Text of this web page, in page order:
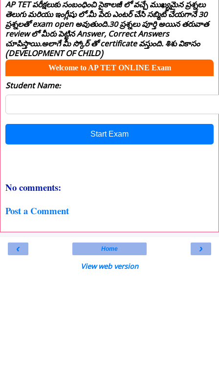
AP TET పరీక్షలుకు సంబంధించి సైకాలజీ లో వచ్చే ముఖ్యమైన ప్రశ్నలు
తెలుగు మరియు ఇంగ్లీషు లో.మీ పేరు ఎంటర్ చేసి సబ్మిట్ చేయగానే 30
ప్రశ్నలతో exam open అవుతుంది.30 ప్రశ్నలు పూర్తి అయిన తరువాత
review లో మీరు పెట్టిన Answer, Correct Answers
చూపిస్తాయి.అలాగే మీ స్కోర్ తో certificate వస్తుంది. శిశు వికాసం
(DEVELOPMENT OF CHILD)
Welcome to AP TET ONLINE Exam
Student Name:
Start Exam
No comments:
Post a Comment
‹ ›
Home
View web version